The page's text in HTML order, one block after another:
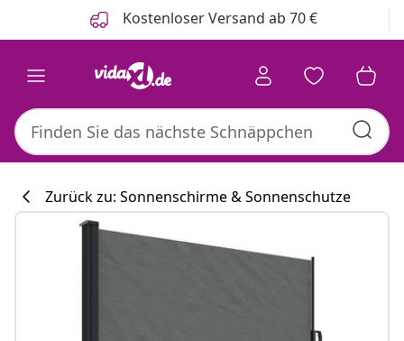
Kostenloser Versand ab 70 €
Zurück zu: Sonnenschirme & Sonnenschutze